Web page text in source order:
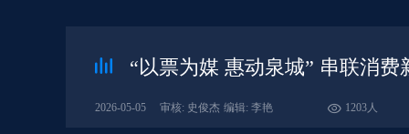
“以票为媒 惠动泉城” 串联消费
2026-05-05 审核: 史俊杰 编辑: 李艳 1203人